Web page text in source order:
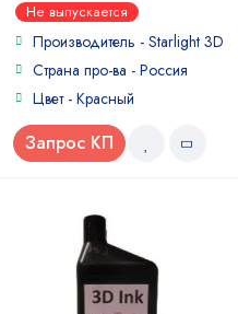
out
of
Не выпускается
Производитель - Starlight 3D
Страна про-ва - Россия
Цвет - Красный
Запрос КП